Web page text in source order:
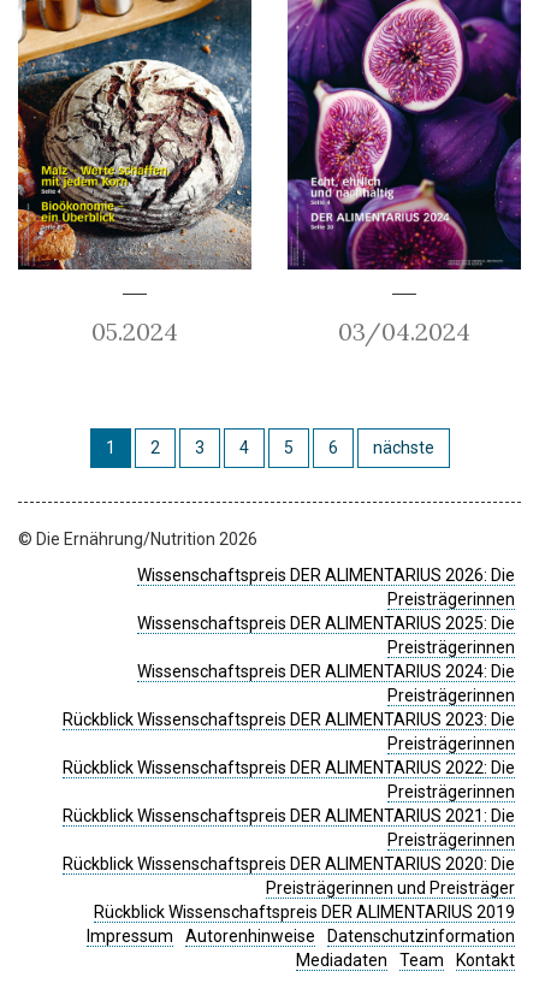
05.2024 03/04.2024
1 2 3 4 5 6 nächste
© Die Ernährung/Nutrition 2026
Wissenschaftspreis DER ALIMENTARIUS 2026: Die
Preisträgerinnen
Wissenschaftspreis DER ALIMENTARIUS 2025: Die
Preisträgerinnen
Wissenschaftspreis DER ALIMENTARIUS 2024: Die
Preisträgerinnen
Rückblick Wissenschaftspreis DER ALIMENTARIUS 2023: Die
Preisträgerinnen
Rückblick Wissenschaftspreis DER ALIMENTARIUS 2022: Die
Preisträgerinnen
Rückblick Wissenschaftspreis DER ALIMENTARIUS 2021: Die
Preisträgerinnen
Rückblick Wissenschaftspreis DER ALIMENTARIUS 2020: Die
Preisträgerinnen und Preisträger
Rückblick Wissenschaftspreis DER ALIMENTARIUS 2019
Impressum
Autorenhinweise
Datenschutzinformation
Mediadaten
Team Kontakt